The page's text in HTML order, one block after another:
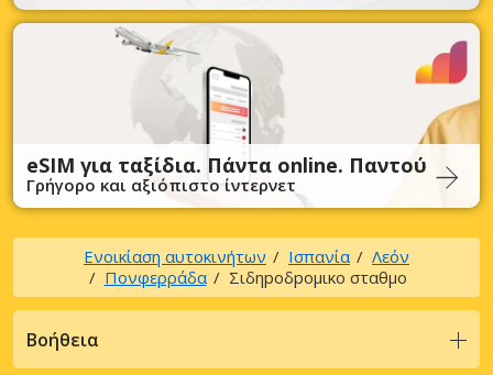
eSIM για ταξίδια. Πάντα online. Παντού
Γρήγορο και αξιόπιστο ίντερνετ
Ενοικίαση αυτοκινήτων Ισπανία
Λεόν
Πονφερράδα
Σιδηpoδpoμικo σταθμo
Βοήθεια